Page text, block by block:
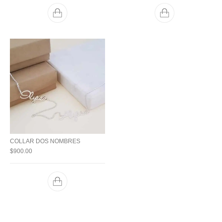
COLLAR DOS NOMBRES
$900.00